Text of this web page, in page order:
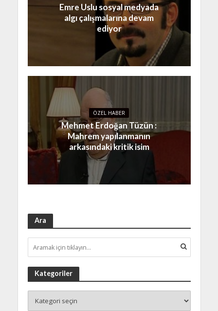
Emre Uslu sosyal medyada
algı çalışmalarına devam
ediyor
ÖZEL HABER
Mehmet Erdoğan Tüzün :
Mahrem yapılanmanın
arkasındaki kritik isim
Ara
Kategoriler